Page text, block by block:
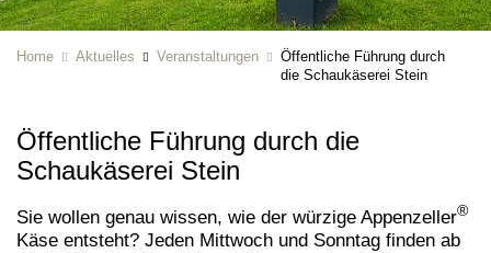
Home Aktuelles Veranstaltungen
Öffentliche Führung durch
die Schaukäserei Stein
Öffentliche Führung durch die
Schaukäserei Stein
Sie wollen genau wissen, wie der würzige Appenzeller®
Käse entsteht? Jeden Mittwoch und Sonntag finden ab